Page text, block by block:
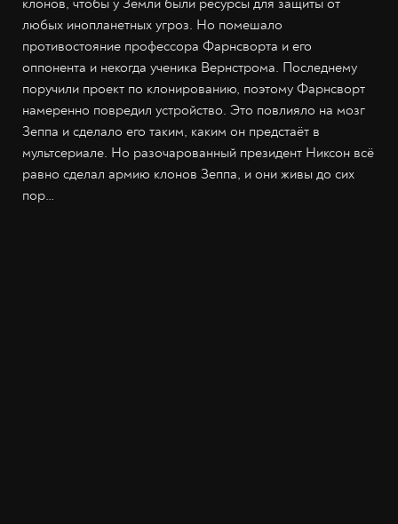
клонов, чтобы у Земли были ресурсы для защиты от
любых инопланетных угроз. Но помешало
противостояние профессора Фарнсворта и его
оппонента и некогда ученика Вернстрома. Последнему
поручили проект по клонированию, поэтому Фарнсворт
намеренно повредил устройство. Это повлияло на мозг
Зеппа и сделало его таким, каким он предстаёт в
мультсериале. Но разочарованный президент Никсон всё
равно сделал армию клонов Зеппа, и они живы до сих
пор…